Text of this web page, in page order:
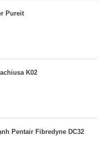
Pureit
K02
Pentair Fibredyne DC32